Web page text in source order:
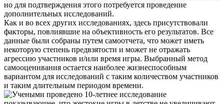
но для подтверждения этого потребуется проведение
дополнительных исследований.
Как и во всех других исследованиях, здесь присутствовали
факторы, повлиявшие на объективность его результатов. Все
данные были собраны путем самоотчета, что может иметь
некоторую степень предвзятости и может не отражать
агрессию участников и/или время игры. Выбранный метод
самооценивания остается наиболее жизнеспособным
вариантом для исследований с таким количеством участников
и таким длительным периодом времени.